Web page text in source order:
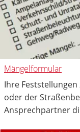
Mängelformular
Ihre
oder der
Ansprechpartner